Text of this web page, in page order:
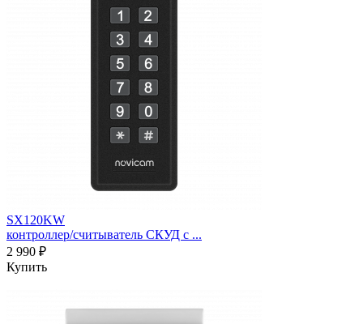
SX120KW
контроллер/считыватель СКУД c ...
2 990 ₽
Купить